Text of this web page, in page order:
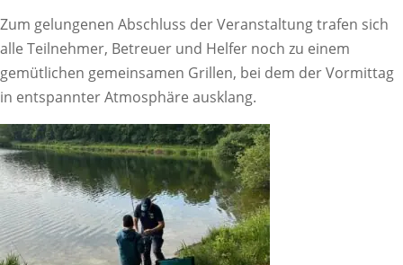
Zum gelungenen Abschluss der Veranstaltung trafen sich
alle Teilnehmer, Betreuer und Helfer noch zu einem
gemütlichen gemeinsamen Grillen, bei dem der Vormittag
in entspannter Atmosphäre ausklang.